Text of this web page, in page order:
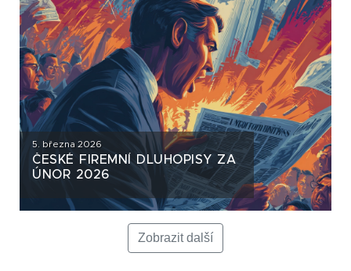
5. března 2026
ČESKÉ FIREMNÍ DLUHOPISY ZA
ÚNOR 2026
Zobrazit další